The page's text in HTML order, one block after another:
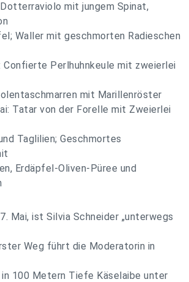
mit jungem Spinat,
Waller mit geschmorten Radieschen
Confierte Perlhuhnkeule mit zweierlei
mit Marillenröster
Tatar von der Forelle mit Zweierlei
Taglilien; Geschmortes
Erdäpfel-Oliven-Püree und
Mai, ist Silvia Schneider „unterwegs
Weg führt die Moderatorin in
100 Metern Tiefe Käselaibe unter